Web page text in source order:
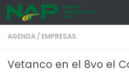
Skip to content
AGENDA / EMPRESAS
Vetanco en el 8vo el